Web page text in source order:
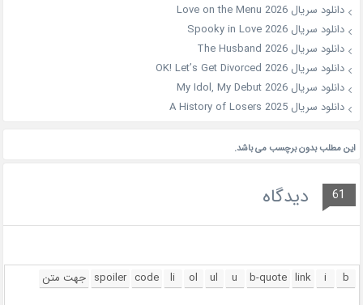
دانلود سریال Love on the Menu 2026
دانلود سریال Spooky in Love 2026
دانلود سریال The Husband 2026
دانلود سریال OK! Let’s Get Divorced 2026
دانلود سریال My Idol, My Debut 2026
دانلود سریال A History of Losers 2025
این مطلب بدون برچسب می باشد.
61 دیدگاه